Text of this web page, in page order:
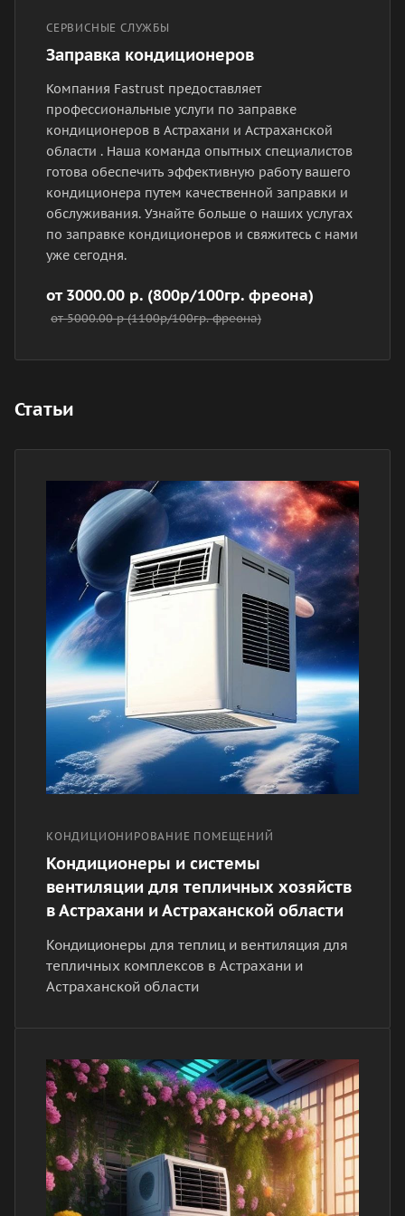
СЕРВИСНЫЕ СЛУЖБЫ
Заправка кондиционеров
Компания Fastrust предоставляет
профессиональные услуги по заправке
кондиционеров в Астрахани и Астраханской
области . Наша команда опытных специалистов
готова обеспечить эффективную работу вашего
кондиционера путем качественной заправки и
обслуживания. Узнайте больше о наших услугах
по заправке кондиционеров и свяжитесь с нами
уже сегодня.
от 3000.00 р. (800р/100гр. фреона)
от 5000.00 р (1100р/100гр. фреона)
Статьи
КОНДИЦИОНИРОВАНИЕ ПОМЕЩЕНИЙ
Кондиционеры и системы
вентиляции для тепличных хозяйств
в Астрахани и Астраханской области
Кондиционеры для теплиц и вентиляция для
тепличных комплексов в Астрахани и
Астраханской области